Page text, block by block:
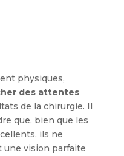
physiques,
des attentes
de la chirurgie. Il
que, bien que les
ils ne
une vision parfaite